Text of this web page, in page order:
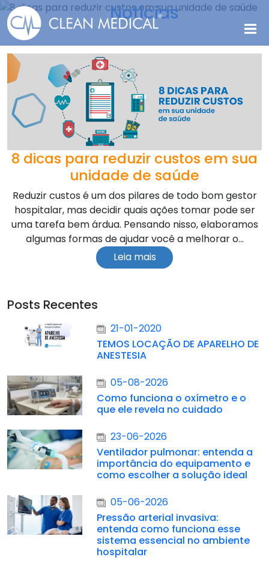
Notícias
8 dicas para reduzir custos em sua
unidade de saúde
Reduzir custos é um dos pilares de todo bom gestor
hospitalar, mas decidir quais ações tomar pode ser
uma tarefa bem árdua. Pensando nisso, elaboramos
algumas formas de ajudar você a melhorar o...
Leia mais
Posts Recentes
21-01-2020
TEMOS LOCAÇÃO DE APARELHO DE
ANESTESIA
05-08-2026
Como funciona o oxímetro e o
que ele revela no cuidado
23-06-2026
Ventilador pulmonar: entenda a
importância do equipamento e
como escolher a solução ideal
05-06-2026
Pressão arterial invasiva:
entenda como funciona esse
sistema essencial no ambiente
hospitalar